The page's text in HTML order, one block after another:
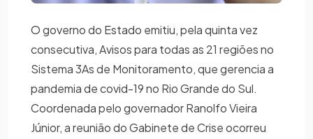
O governo do Estado emitiu, pela quinta vez
consecutiva, Avisos para todas as 21 regiões no
Sistema 3As de Monitoramento, que gerencia a
pandemia de covid-19 no Rio Grande do Sul.
Coordenada pelo governador Ranolfo Vieira
Júnior, a reunião do Gabinete de Crise ocorreu